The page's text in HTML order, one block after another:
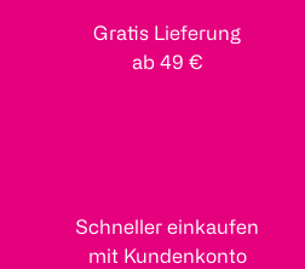
Gratis Lieferung
ab 49 €
Schneller einkaufen
mit Kundenkonto